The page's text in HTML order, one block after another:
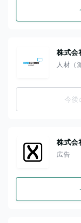
株式会
人材（
今
株式会
広告